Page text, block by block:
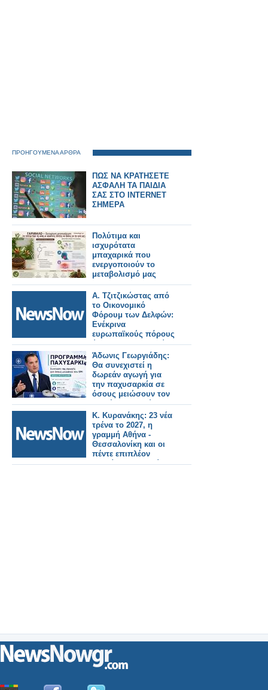
ΠΡΟΗΓΟΥΜΕΝΑ ΑΡΘΡΑ
ΠΩΣ ΝΑ ΚΡΑΤΗΣΕΤΕ
ΑΣΦΑΛΗ ΤΑ ΠΑΙΔΙΑ
ΣΑΣ ΣΤΟ INTERNET
ΣΗΜΕΡΑ
Πολύτιμα και
ισχυρότατα
μπαχαρικά που
ενεργοποιούν το
μεταβολισμό μας
Α. Τζιτζικώστας από
το Οικονομικό
Φόρουμ των Δελφών:
Ενέκρινα
ευρωπαϊκούς πόρους
ύψους 277 εκ. ευρώ
για το οδικό και
σιδηροδρομικό τμήμα
Αλεξανδρούπολης –
Πυθίου, μήκους 68,3
χλμ
Άδωνις Γεωργιάδης:
Θα συνεχιστεί η
δωρεάν αγωγή για
την παχυσαρκία σε
όσους μειώσουν τον
BMI έως τον Ιούνιο
Κ. Κυρανάκης: 23 νέα
τρένα το 2027, η
γραμμή Αθήνα -
Θεσσαλονίκη και οι
πέντε επιπλέον
δικλείδες ασφαλείας